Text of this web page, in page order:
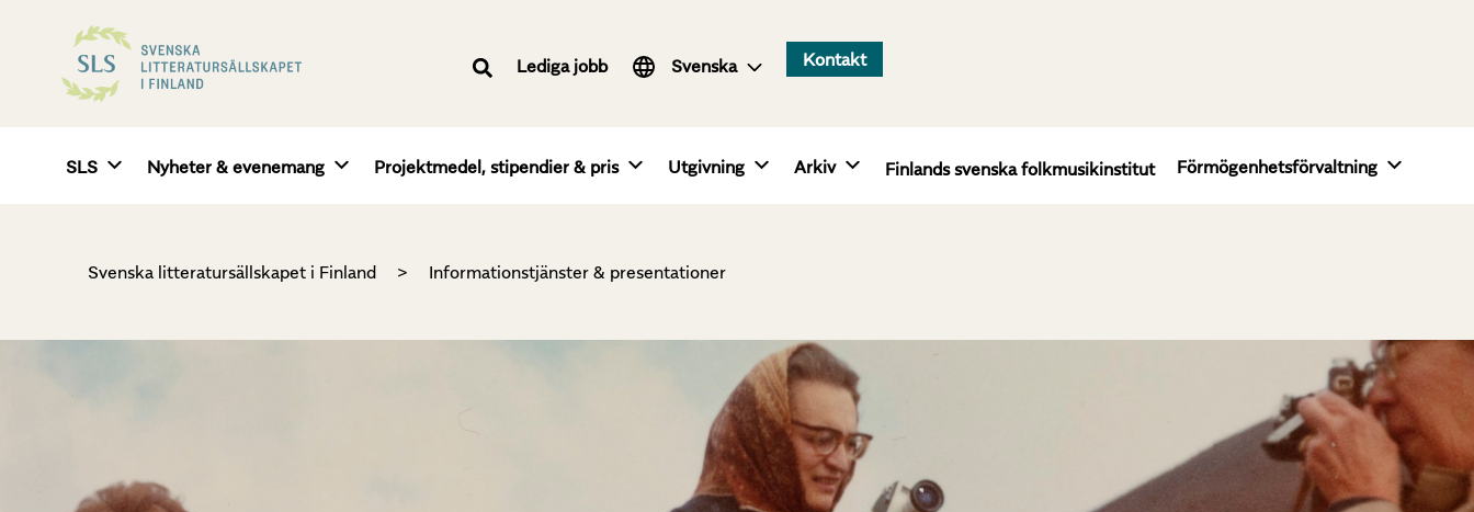
Lediga jobb Svenska
English Kontakt
SLS Nyheter & evenemang Projektmedel, stipendier & pris Utgivning Arkiv Finlands svenska folkmusikinstitut Förmögenhetsförvaltning
Svenska litteratursällskapet i Finland > Informationstjänster & presentationer